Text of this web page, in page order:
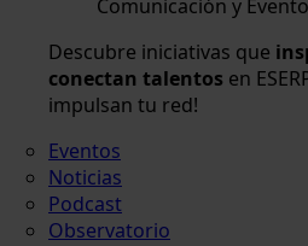
Comunicación y
Descubre iniciativas que
conectan talentos en
impulsan tu red!
Eventos
Noticias
Podcast
Observatorio